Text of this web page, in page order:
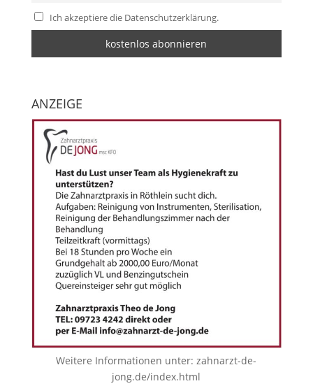
Ich akzeptiere die Datenschutzerklärung.
ANZEIGE
Weitere Informationen unter:zahnarzt-de-
jong.de/index.html